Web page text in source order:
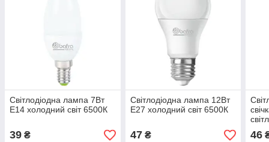
Світлодіодна лампа 7Вт
Е14 холодний світ 6500К
39 ₴
Світлодіодна лампа 12Вт
Е27 холодний світ 6500К
47₴ 46